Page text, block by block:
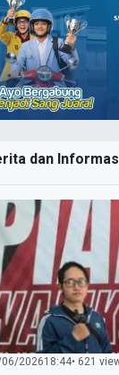
dan
202618:44• 621